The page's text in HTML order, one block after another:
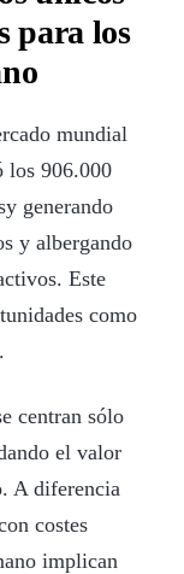
para los
mundial
los 906.000
generando
y albergando
Este
como
centran sólo
el valor
A diferencia
costes
implican